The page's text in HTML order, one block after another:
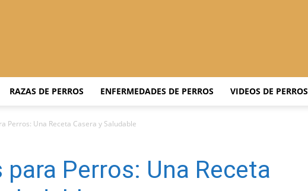
Adiestrar
RAZAS DE PERROS ENFERMEDADES DE PERROS VIDEOS DE PERROS
Perros: Una Receta Casera y Saludable
Perros: Una Receta